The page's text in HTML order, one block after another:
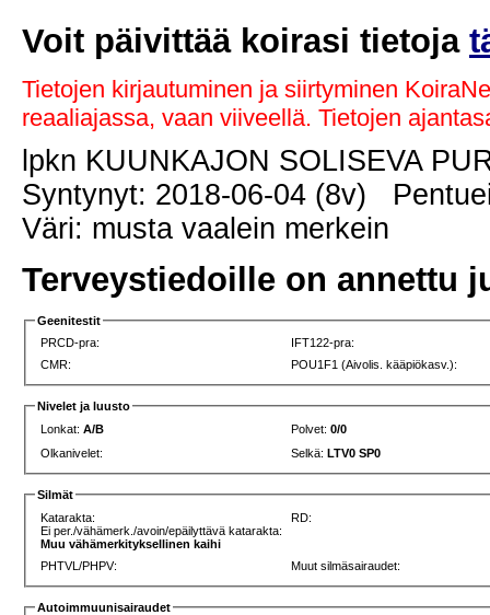
Voit päivittää koirasi tietoja
Tietojen kirjautuminen ja siirtyminen
reaaliajassa, vaan viiveellä. Tietojen
lpkn KUUNKAJON SOLISEVA
Syntynyt: 2018-06-04 (8v)
Väri: musta vaalein merkein
Terveystiedoille on annettu
Geenitestit
PRCD-pra:
IFT122-pra:
CMR:
POU1F1 (Aivolis. kääpiökasv.):
Nivelet ja luusto
Lonkat:A/B Polvet:0/0
Olkanivelet:
Selkä:LTV0 SP0
Silmät
Katarakta:
Ei per./vähämerk./avoin/epäilyttävä katarakta:
Muu vähämerkityksellinen kaihi
RD:
PHTVL/PHPV: Muut silmäsairaudet:
Autoimmuunisairaudet